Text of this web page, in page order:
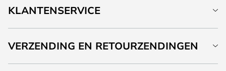
KLANTENSERVICE
VERZENDING EN RETOURZENDINGEN